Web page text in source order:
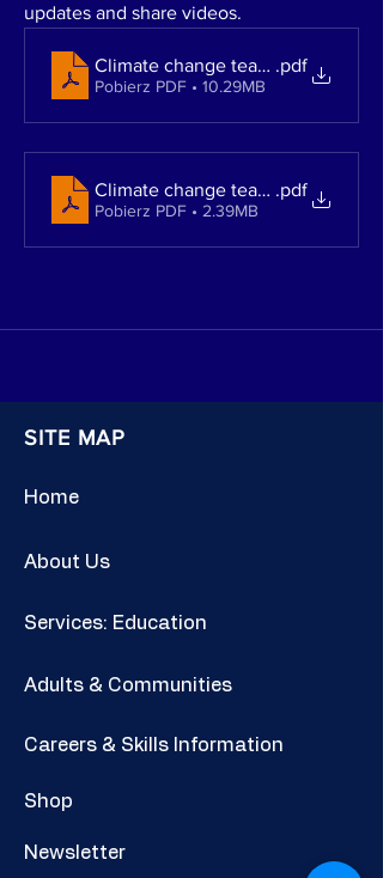
updates and share videos.
Climate change teaching Session
.pdf
Pobierz PDF • 10.29MB
Climate change teaching course 2
.pdf
Pobierz PDF • 2.39MB
SITE MAP
Home
About Us
Services: Education
Adults & Communities
Careers & Skills Information
Shop
Newsletter